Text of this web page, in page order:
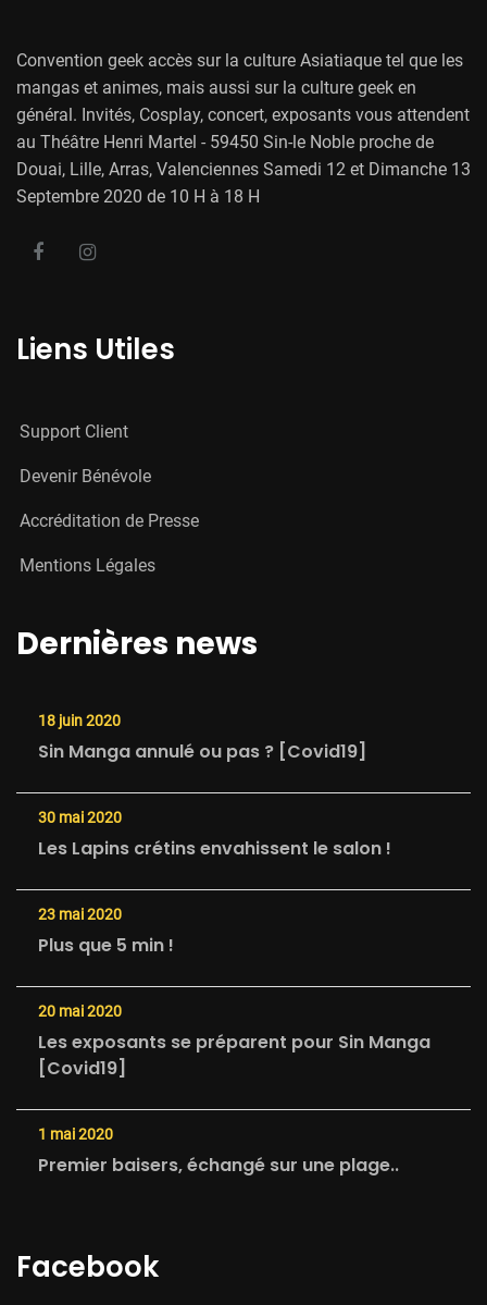
Convention geek accès sur la culture Asiatiaque tel que les
mangas et animes, mais aussi sur la culture geek en
général. Invités, Cosplay, concert, exposants vous attendent
au Théâtre Henri Martel - 59450 Sin-le Noble proche de
Douai, Lille, Arras, Valenciennes Samedi 12 et Dimanche 13
Septembre 2020 de 10 H à 18 H
Liens Utiles
Support Client
Devenir Bénévole
Accréditation de Presse
Mentions Légales
Dernières news
18 juin 2020
Sin Manga annulé ou pas ? [Covid19]
30 mai 2020
Les Lapins crétins envahissent le salon !
23 mai 2020
Plus que 5 min !
20 mai 2020
Les exposants se préparent pour Sin Manga
[Covid19]
1 mai 2020
Premier baisers, échangé sur une plage..
Facebook